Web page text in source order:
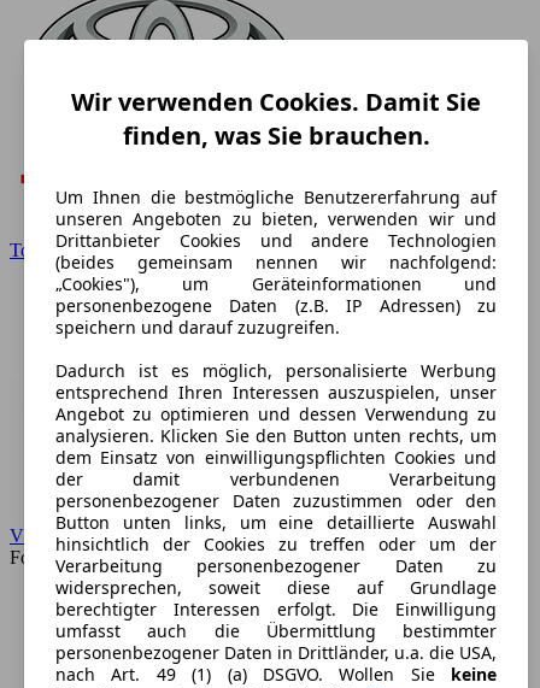
Toyota
VW
Forum
Wir verwenden Cookies. Damit Sie
finden, was Sie brauchen.
Um Ihnen die bestmögliche Benutzererfahrung auf
unseren Angeboten zu bieten, verwenden wir und
Drittanbieter Cookies und andere Technologien
(beides gemeinsam nennen wir nachfolgend:
„Cookies"), um Geräteinformationen und
personenbezogene Daten (z.B. IP Adressen) zu
speichern und darauf zuzugreifen.
Dadurch ist es möglich, personalisierte Werbung
entsprechend Ihren Interessen auszuspielen, unser
Angebot zu optimieren und dessen Verwendung zu
analysieren. Klicken Sie den Button unten rechts, um
dem Einsatz von einwilligungspflichten Cookies und
der damit verbundenen Verarbeitung
personenbezogener Daten zuzustimmen oder den
Button unten links, um eine detaillierte Auswahl
hinsichtlich der Cookies zu treffen oder um der
Verarbeitung personenbezogener Daten zu
widersprechen, soweit diese auf Grundlage
berechtigter Interessen erfolgt. Die Einwilligung
umfasst auch die Übermittlung bestimmter
personenbezogener Daten in Drittländer, u.a. die USA,
nach Art. 49 (1) (a) DSGVO. Wollen Sie keine